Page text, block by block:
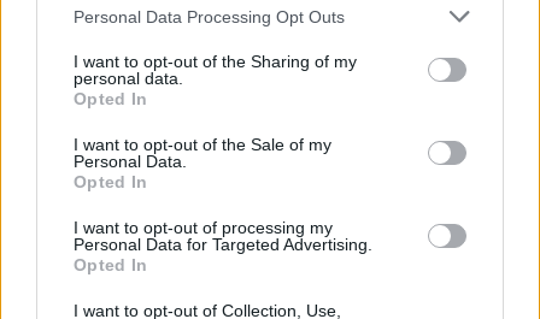
Please note that this website/app uses one or more Google
not limited to your visit or usage behaviour. You may click to
grant or deny consent to Google and its third-party tags to
use your data for below specified purposes in below Google
consent section.
Personal Data Processing Opt Outs
I want to opt-out of the Sharing of my
personal data.
Opted In
I want to opt-out of the Sale of my
Personal Data.
Opted In
I want to opt-out of processing my
Personal Data for Targeted Advertising.
Opted In
I want to opt-out of Collection, Use,
A szavazást május 31-én éjfélkor lezártuk.
Tarts velünk a Facebookon is!
Címkék:török szavazás török sorozat